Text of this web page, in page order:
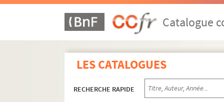
Catalogue
LES CATALOGUES
RECHERCHE RAPIDE